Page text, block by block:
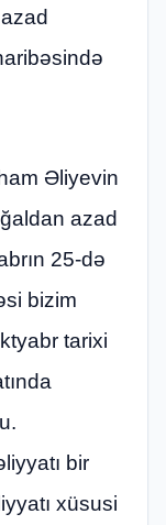
Əliyevin
azad
25-də
bizim
tarixi
bir
xüsusi